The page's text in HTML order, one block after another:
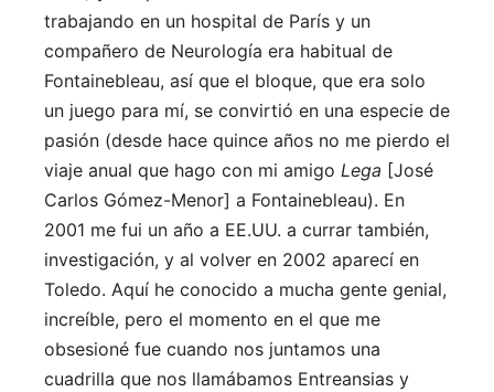
trabajando en un hospital de París y un
compañero de Neurología era habitual de
Fontainebleau, así que el bloque, que era solo
un juego para mí, se convirtió en una especie de
pasión (desde hace quince años no me pierdo el
viaje anual que hago con mi amigo Lega [José
Carlos Gómez-Menor] a Fontainebleau). En
2001 me fui un año a EE.UU. a currar también,
investigación, y al volver en 2002 aparecí en
Toledo. Aquí he conocido a mucha gente genial,
increíble, pero el momento en el que me
obsesioné fue cuando nos juntamos una
cuadrilla que nos llamábamos Entreansias y